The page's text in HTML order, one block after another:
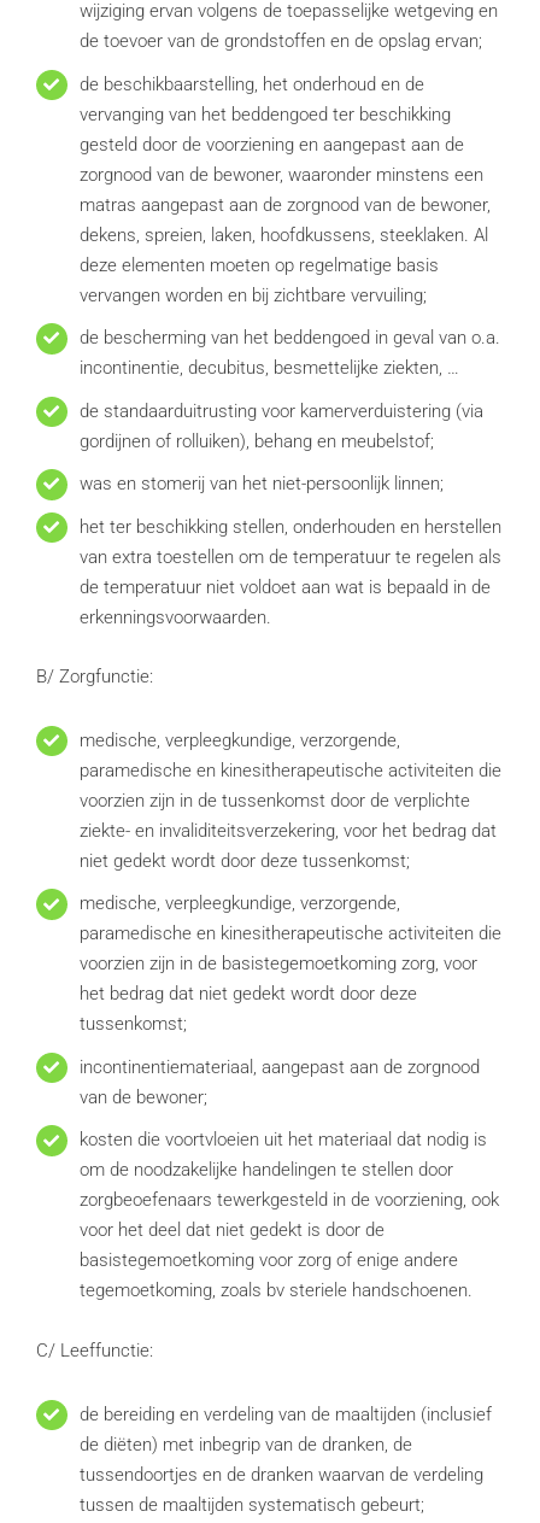
wijziging ervan volgens de toepasselijke wetgeving en
de toevoer van de grondstoffen en de opslag ervan;
de beschikbaarstelling, het onderhoud en de
vervanging van het beddengoed ter beschikking
gesteld door de voorziening en aangepast aan de
zorgnood van de bewoner, waaronder minstens een
matras aangepast aan de zorgnood van de bewoner,
dekens, spreien, laken, hoofdkussens, steeklaken. Al
deze elementen moeten op regelmatige basis
vervangen worden en bij zichtbare vervuiling;
de bescherming van het beddengoed in geval van o.a.
incontinentie, decubitus, besmettelijke ziekten, …
de standaarduitrusting voor kamerverduistering (via
gordijnen of rolluiken), behang en meubelstof;
was en stomerij van het niet-persoonlijk linnen;
het ter beschikking stellen, onderhouden en herstellen
van extra toestellen om de temperatuur te regelen als
de temperatuur niet voldoet aan wat is bepaald in de
erkenningsvoorwaarden.
B/ Zorgfunctie:
medische, verpleegkundige, verzorgende,
paramedische en kinesitherapeutische activiteiten die
voorzien zijn in de tussenkomst door de verplichte
ziekte- en invaliditeitsverzekering, voor het bedrag dat
niet gedekt wordt door deze tussenkomst;
medische, verpleegkundige, verzorgende,
paramedische en kinesitherapeutische activiteiten die
voorzien zijn in de basistegemoetkoming zorg, voor
het bedrag dat niet gedekt wordt door deze
tussenkomst;
incontinentiemateriaal, aangepast aan de zorgnood
van de bewoner;
kosten die voortvloeien uit het materiaal dat nodig is
om de noodzakelijke handelingen te stellen door
zorgbeoefenaars tewerkgesteld in de voorziening, ook
voor het deel dat niet gedekt is door de
basistegemoetkoming voor zorg of enige andere
tegemoetkoming, zoals bv steriele handschoenen.
C/ Leeffunctie:
de bereiding en verdeling van de maaltijden (inclusief
de diëten) met inbegrip van de dranken, de
tussendoortjes en de dranken waarvan de verdeling
tussen de maaltijden systematisch gebeurt;